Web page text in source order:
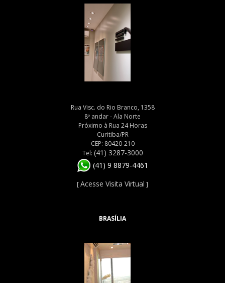
Rua Visc. do Rio Branco, 1358
8º andar - Ala Norte
Próximo à Rua 24 Horas
Curitiba/PR
CEP: 80420-210
Tel: (41) 3287-3000
(41) 9 8879-4461
[Acesse Visita Virtual ]
BRASÍLIA